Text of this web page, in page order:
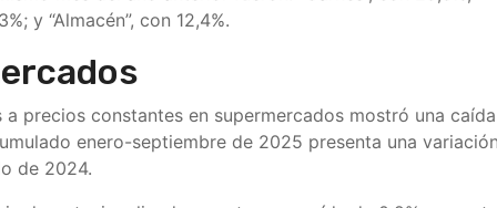
y “Almacén”, con 12,4%.
precios constantes en supermercados mostró una
enero-septiembre de 2025 presenta una variación
de 2024.